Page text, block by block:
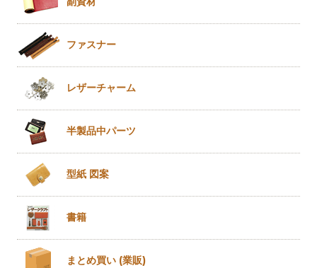
ファスナー
レザーチャーム
半製品中パーツ
型紙 図案
書籍
まとめ買い (業販)